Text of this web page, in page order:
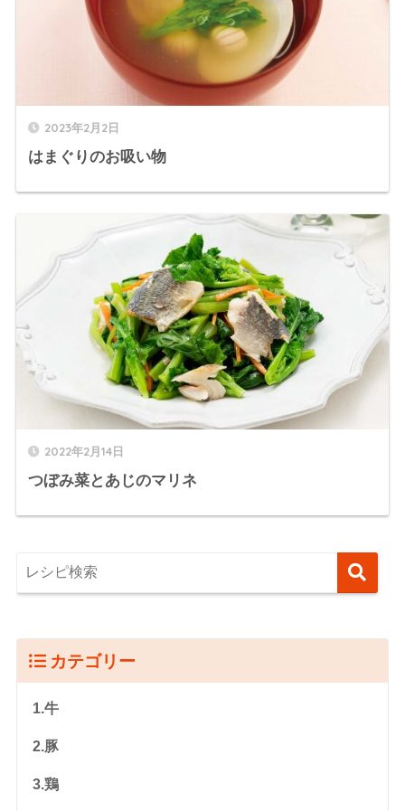
2023年2月2日
はまぐりのお吸い物
2022年2月14日
つぼみ菜とあじのマリネ
カテゴリー
1.牛
2.豚
3.鶏